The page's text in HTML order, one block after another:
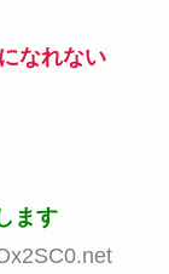
なれない
ます